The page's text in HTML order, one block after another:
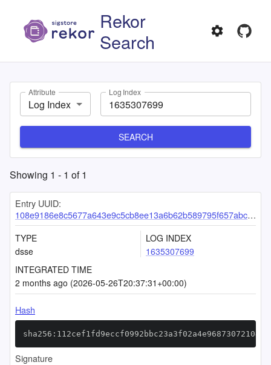
Rekor
Search
Attribute
Log Index
Log Index
SEARCH
Showing 1 - 1 of1
Entry UUID:
108e9186e8c5677a643e9c5cb8ee13a6b62b589795f657abc827c15bc6aee7402538d00a194ca254
TYPE
dsse
LOG INDEX
1635307699
INTEGRATED TIME
2 months ago (2026-05-26T20:37:31+00:00)
Hash
Signature